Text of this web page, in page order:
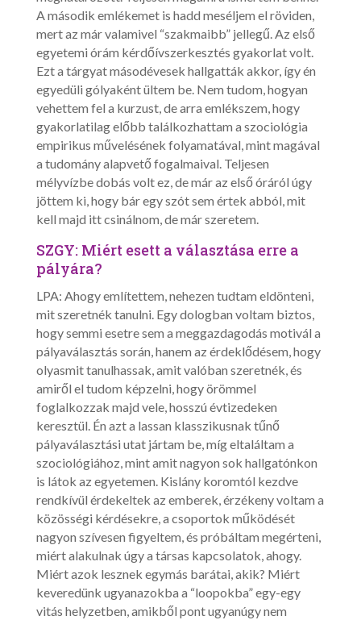
A második emlékemet is hadd meséljem el röviden,
mert az már valamivel “szakmaibb” jellegű. Az első
egyetemi órám kérdőívszerkesztés gyakorlat volt.
Ezt a tárgyat másodévesek hallgatták akkor, így én
egyedüli gólyaként ültem be. Nem tudom, hogyan
vehettem fel a kurzust, de arra emlékszem, hogy
gyakorlatilag előbb találkozhattam a szociológia
empirikus művelésének folyamatával, mint magával
a tudomány alapvető fogalmaival. Teljesen
mélyvízbe dobás volt ez, de már az első óráról úgy
jöttem ki, hogy bár egy szót sem értek abból, mit
kell majd itt csinálnom, de már szeretem.
SZGY: Miért esett a választása erre a
pályára?
LPA: Ahogy említettem, nehezen tudtam eldönteni,
mit szeretnék tanulni. Egy dologban voltam biztos,
hogy semmi esetre sem a meggazdagodás motivál a
pályaválasztás során, hanem az érdeklődésem, hogy
olyasmit tanulhassak, amit valóban szeretnék, és
amiről el tudom képzelni, hogy örömmel
foglalkozzak majd vele, hosszú évtizedeken
keresztül. Én azt a lassan klasszikusnak tűnő
pályaválasztási utat jártam be, míg eltaláltam a
szociológiához, mint amit nagyon sok hallgatónkon
is látok az egyetemen. Kislány koromtól kezdve
rendkívül érdekeltek az emberek, érzékeny voltam a
közösségi kérdésekre, a csoportok működését
nagyon szívesen figyeltem, és próbáltam megérteni,
miért alakulnak úgy a társas kapcsolatok, ahogy.
Miért azok lesznek egymás barátai, akik? Miért
keveredünk ugyanazokba a “loopokba” egy-egy
vitás helyzetben, amikből pont ugyanúgy nem